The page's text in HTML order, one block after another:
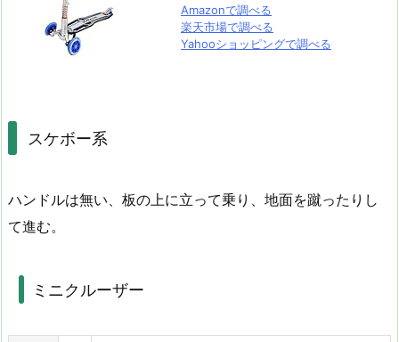
Amazonで調べる
楽天市場で調べる
Yahooショッピングで調べる
スケボー系
ハンドルは無い、板の上に立って乗り、地面を蹴ったりし
て進む。
ミニクルーザー